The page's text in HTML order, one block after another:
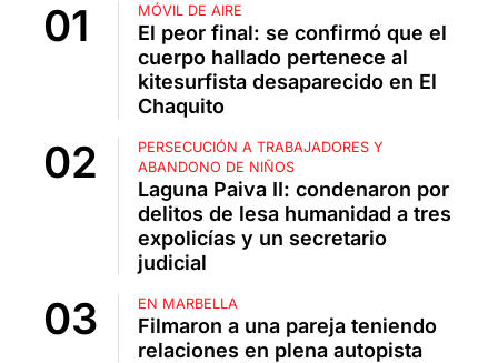
MÓVIL DE AIRE
El peor final: se confirmó que el
cuerpo hallado pertenece al
kitesurfista desaparecido en El
Chaquito
PERSECUCIÓN A TRABAJADORES Y
ABANDONO DE NIÑOS
Laguna Paiva II: condenaron por
delitos de lesa humanidad a tres
expolicías y un secretario
judicial
EN MARBELLA
Filmaron a una pareja teniendo
relaciones en plena autopista